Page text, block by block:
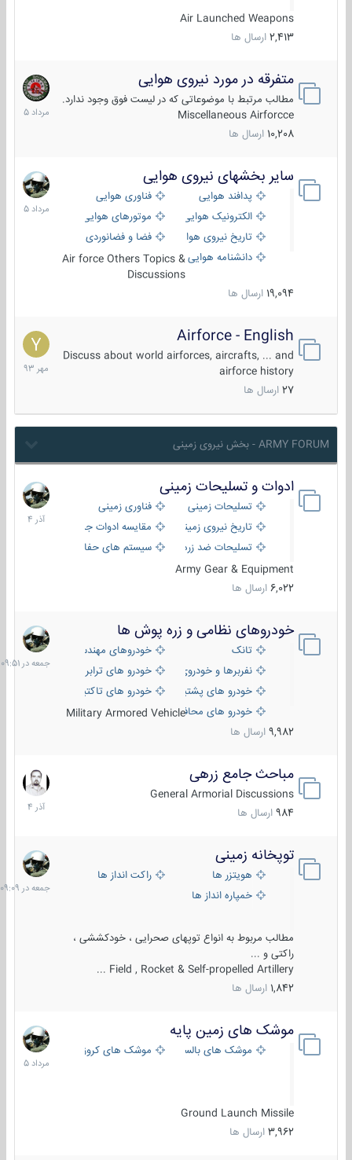
Air Launched Weapons
2,413 ارسال ها
متفرقه در مورد نیروی هوایی
مطالب مرتبط با موضوعاتی که در لیست فوق وجود ندارد.
Miscellaneous Airforcce
10,208 ارسال ها
7
مرداد
1405
سایر بخشهای نیروی هوایی
پدافند هوایی
فناوری هوایی
الکترونیک هوایی
موتورهای هوایی
تاریخ نیروی هوایی
فضا و فضانوردی
دانشنامه هواییAir force Others Topics &
Discussions
19,094 ارسال ها
2
مرداد
1405
Airforce - English
Discuss about world airforces, aircrafts, ... and
airforce history
27 ارسال ها
15
مهر
1393
ARMY FORUM - بخش نیروی زمینی
ادوات و تسلیحات زمینی
تسلیحات زمینی
فناوری زمینی
تاریخ نیروی زمینی
مقایسه ادوات جنگی
تسلیحات ضد زره
سیستم های حفاظت فعال
Army Gear & Equipment
6,022 ارسال ها
21
آذر
1404
خودروهای نظامی و زره پوش ها
تانک
خودروهای مهندسی
نفربرها و خودروی های رزمی پیاده نظام
خودرو های ترابری نظامی
خودرو های پشتیبانی آتش ، شناسایی و ضد تانک
خودرو های تاکتیکی نظامی
خودرو های محافظت شدهMilitary Armored Vehicle
9,982 ارسال ها
جمعه
در
09:51
مباحث جامع زرهی
General Armorial Discussions
984 ارسال ها
7
آذر
1404
توپخانه زمینی
هویتزر ها
راکت انداز ها
خمپاره انداز ها
مطالب مربوط به انواع توپهای صحرایی ، خودکششی ،
راکتی و ...
Field , Rocket & Self-propelled Artillery ...
1,842 ارسال ها
جمعه
در
09:09
موشک های زمین پایه
موشک های بالستیک موشک های کروز
Ground Launch Missile
3,962 ارسال ها
2
مرداد
1405